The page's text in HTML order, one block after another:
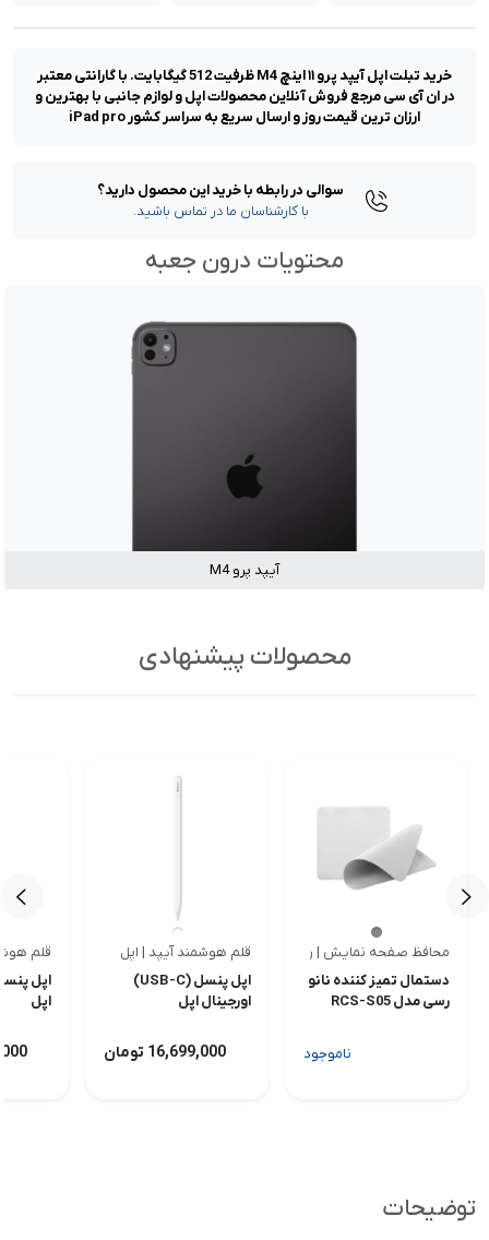
خرید تبلت اپل آیپد پرو ۱۱ اینچ M4 ظرفیت 512 گیگابایت. با گارانتی معتبر
در ان آی سی مرجع فروش آنلاین محصولات اپل و لوازم جانبی با بهترین و
ارزان ترین قیمت روز و ارسال سریع به سراسر کشور iPad pro
سوالی در رابطه با خرید این محصول دارید؟
با کارشناسان ما در تماس باشید.
محتویات درون جعبه
آیپد پرو M4
محصولات پیشنهادی
<
محافظ صفحه نمایش | رسی
دستمال تمیز کننده نانو
رسی مدل RCS-S05
ناموجود
قلم هوشمند آیپد | اپل
اپل پنسل (USB-C)
اورجینال اپل
16,699,000 تومان
قلم
اپل
اپل
توضیحات